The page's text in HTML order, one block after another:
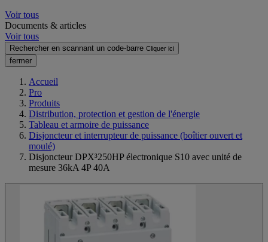
Voir tous
Documents & articles
Voir tous
Rechercher en scannant un code-barre Cliquer ici
fermer
Accueil
Pro
Produits
Distribution, protection et gestion de l'énergie
Tableau et armoire de puissance
Disjoncteur et interrupteur de puissance (boîtier ouvert et
moulé)
Disjoncteur DPX³250HP électronique S10 avec unité de
mesure 36kA 4P 40A